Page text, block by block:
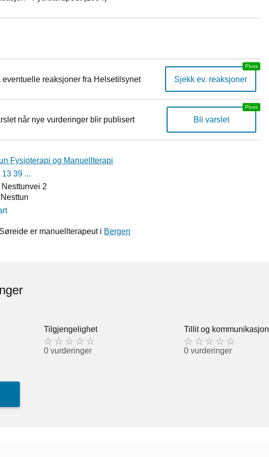
eventuelle reaksjoner fra Helsetilsynet Sjekk ev. reaksjoner
når nye vurderinger blir publisert Bli varslet
Fysioterapi og Manuellterapi
13 39 ...
2
Nesttun
er manuellterapeut i Bergen
Tilgjengelighet
0 vurderinger
Tillit og kommunikasjon
0 vurderinger